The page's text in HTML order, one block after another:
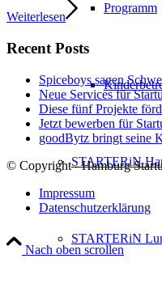
Programm
STARTERiN
STARTERiN
Weiterlesen
Recent Posts
Spiceboys sagen
Neue Services für
Diese fünf Projekte
Jetzt bewerben für
goodBytz bringt seine
© Copyright - Hamburg
Impressum
Datenschutzerklärung
Nach oben scrollen